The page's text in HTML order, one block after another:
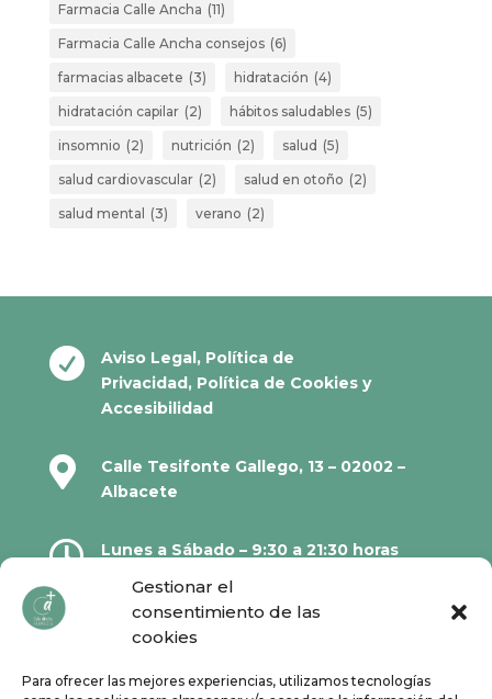
Gestionar el
consentimiento de las
cookies
Para ofrecer las mejores experiencias, utilizamos tecnologías
Farmacia Calle Ancha (11)
Farmacia Calle Ancha consejos (6)
farmacias albacete (3) hidratación (4)
hidratación capilar (2) hábitos saludables (5)
insomnio (2) nutrición (2) salud (5)
salud cardiovascular (2) salud en otoño (2)
salud mental (3) verano (2)
 Aviso Legal, Política de
Privacidad, Política de Cookies y
Accesibilidad

Calle Tesifonte Gallego, 13 – 02002 –
Albacete
 Lunes a Sábado – 9:30 a 21:30 horas
 967 21 23 32
 610 67 38 33